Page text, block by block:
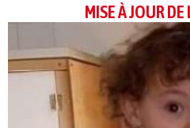
MISE À JOUR